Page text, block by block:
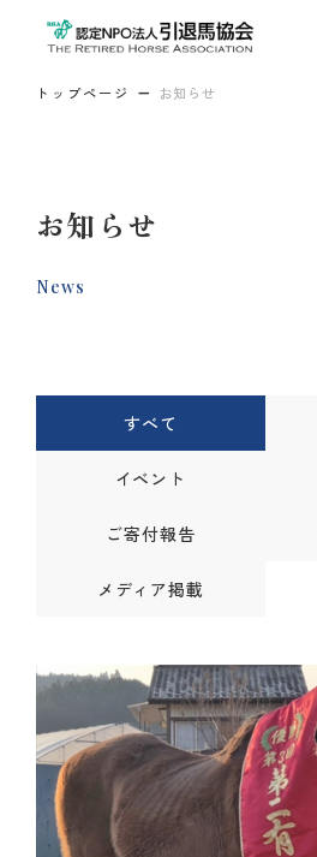
トップページ お知らせ
お知らせ
News
すべて
イベント
ご寄付報告
メディア掲載